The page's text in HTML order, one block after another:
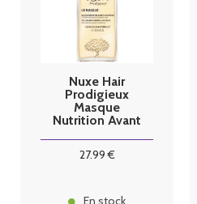
Nuxe Hair
Prodigieux
Masque
Nutrition Avant
27.99€
En stock